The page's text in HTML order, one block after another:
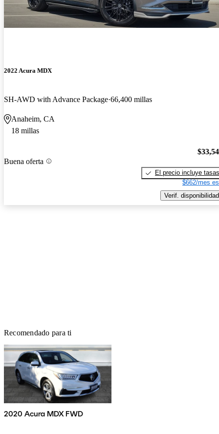
2022 Acura MDX
SH-AWD with Advance Package 66,400 millas
Anaheim, CA
18 millas
Buena oferta
El precio incluye tasas
$662/mes
Verif. disponibilidad
Recomendado para ti
2020 Acura MDX FWD